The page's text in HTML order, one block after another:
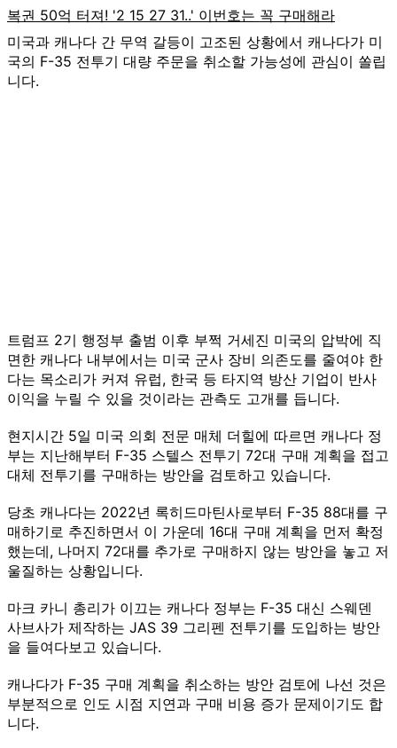
미국과 캐나다 간 무역 갈등이 고조된 상황에서 캐나다가 미
국의 F-35 전투기 대량 주문을 취소할 가능성에 관심이 쏠립
니다.
트럼프 2기 행정부 출범 이후 부쩍 거세진 미국의 압박에 직
면한 캐나다 내부에서는 미국 군사 장비 의존도를 줄여야 한
다는 목소리가 커져 유럽, 한국 등 타지역 방산 기업이 반사
이익을 누릴 수 있을 것이라는 관측도 고개를 듭니다.
현지시간 5일 미국 의회 전문 매체 더힐에 따르면 캐나다 정
부는 지난해부터 F-35 스텔스 전투기 72대 구매 계획을 접고
대체 전투기를 구매하는 방안을 검토하고 있습니다.
당초 캐나다는 2022년 록히드마틴사로부터 F-35 88대를 구
매하기로 추진하면서 이 가운데 16대 구매 계획을 먼저 확정
했는데, 나머지 72대를 추가로 구매하지 않는 방안을 놓고 저
울질하는 상황입니다.
마크 카니 총리가 이끄는 캐나다 정부는 F-35 대신 스웨덴
사브사가 제작하는 JAS 39 그리펜 전투기를 도입하는 방안
을 들여다보고 있습니다.
캐나다가 F-35 구매 계획을 취소하는 방안 검토에 나선 것은
부분적으로 인도 시점 지연과 구매 비용 증가 문제이기도 합
니다.